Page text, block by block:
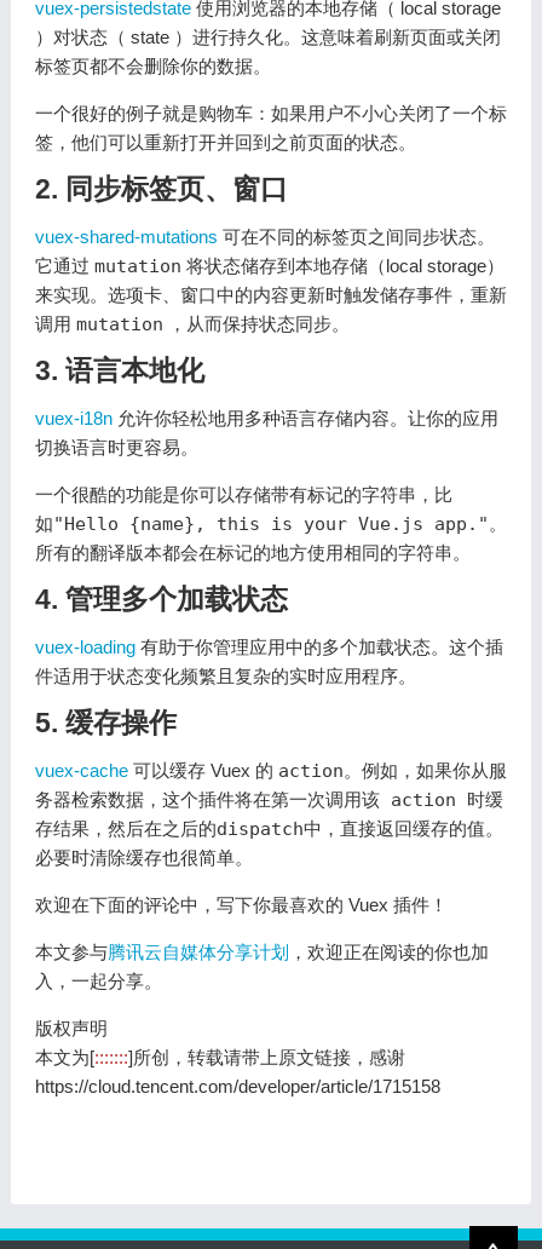
vuex-persistedstate 使用浏览器的本地存储（ local storage
）对状态（ state ）进行持久化。这意味着刷新页面或关闭
标签页都不会删除你的数据。
一个很好的例子就是购物车：如果用户不小心关闭了一个标
签，他们可以重新打开并回到之前页面的状态。
2. 同步标签页、窗口
vuex-shared-mutations 可在不同的标签页之间同步状态。
它通过 mutation 将状态储存到本地存储（local storage）
来实现。选项卡、窗口中的内容更新时触发储存事件，重新
调用 mutation ，从而保持状态同步。
3. 语言本地化
vuex-i18n 允许你轻松地用多种语言存储内容。让你的应用
切换语言时更容易。
一个很酷的功能是你可以存储带有标记的字符串，比
如"Hello {name}, this is your Vue.js app." 。
所有的翻译版本都会在标记的地方使用相同的字符串。
4. 管理多个加载状态
vuex-loading 有助于你管理应用中的多个加载状态。这个插
件适用于状态变化频繁且复杂的实时应用程序。
5. 缓存操作
vuex-cache 可以缓存 Vuex 的 action。例如，如果你从服
务器检索数据，这个插件将在第一次调用该action 时缓
存结果，然后在之后的dispatch中，直接返回缓存的值。
必要时清除缓存也很简单。
欢迎在下面的评论中，写下你最喜欢的 Vuex 插件！
本文参与腾讯云自媒体分享计划 ，欢迎正在阅读的你也加
入，一起分享。
版权声明
本文为[:::::::]所创，转载请带上原文链接，感谢
https://cloud.tencent.com/developer/article/1715158